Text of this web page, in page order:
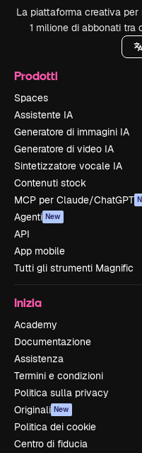
La piattaforma creativa
1 milione di abbonati tra
Prodotti
Spaces
Assistente IA
Generatore di immagini IA
Generatore di video IA
Sintetizzatore vocale IA
Contenuti stock
MCP per Claude/ChatGPT
Agenti New
API
App mobile
Tutti gli strumenti Magnific
Inizia
Academy
Documentazione
Assistenza
Termini e condizioni
Politica sulla privacy
Originali New
Politica dei cookie
Centro di fiducia